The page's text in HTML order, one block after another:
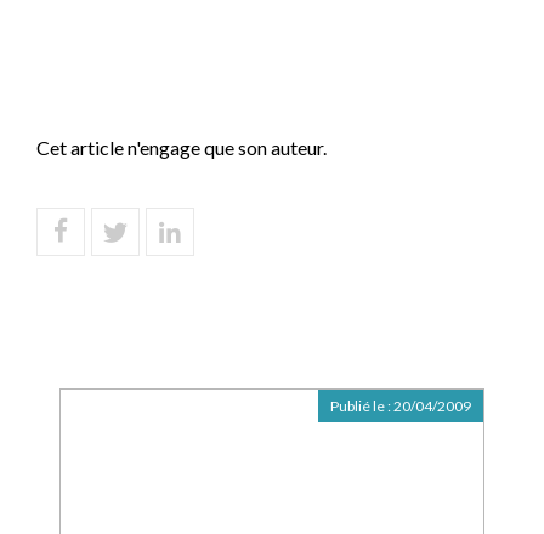
Cet article n'engage que son auteur.
Publié le :20/04/2009